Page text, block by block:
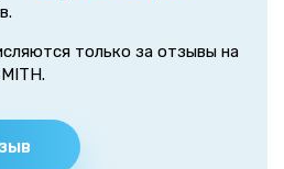
только за отзывы на